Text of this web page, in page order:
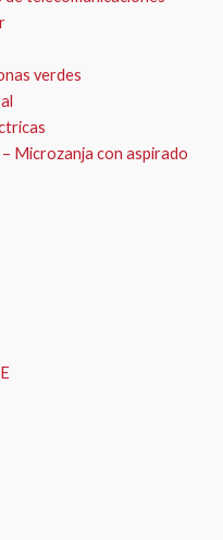
verdes
Microzanja con aspirado